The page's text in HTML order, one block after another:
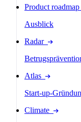
Product roadmap
Ausblick
Radar
Atlas
Start-up-
Climate